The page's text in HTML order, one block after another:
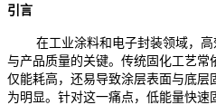
引言
在工业涂料和电子封装领域，
与产品质量的关键。传统固化工艺常
仅能耗高，还易导致涂层表面与底层
为明显。针对这一痛点，低能量快速